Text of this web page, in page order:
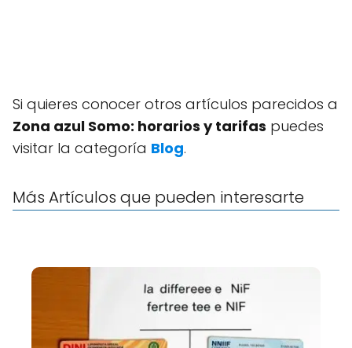
Si quieres conocer otros artículos parecidos a
Zona azul Somo: horarios y tarifas puedes
visitar la categoría Blog.
Más Artículos que pueden interesarte